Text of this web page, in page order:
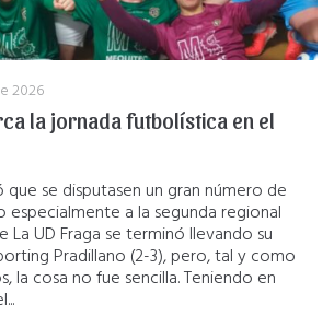
2026
la jornada futbolística en el
se disputasen un gran número de
a la segunda regional
La UD Fraga se terminó llevando su
Pradillano (2-3), pero, tal y como
la cosa no fue sencilla. Teniendo en